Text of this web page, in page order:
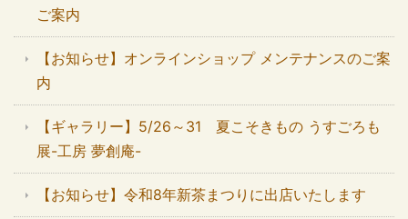
ご案内
【お知らせ】オンラインショップ メンテナンスのご案
内
【ギャラリー】5/26～31 夏こそきもの うすごろも
展-工房 夢創庵-
【お知らせ】令和8年新茶まつりに出店いたします